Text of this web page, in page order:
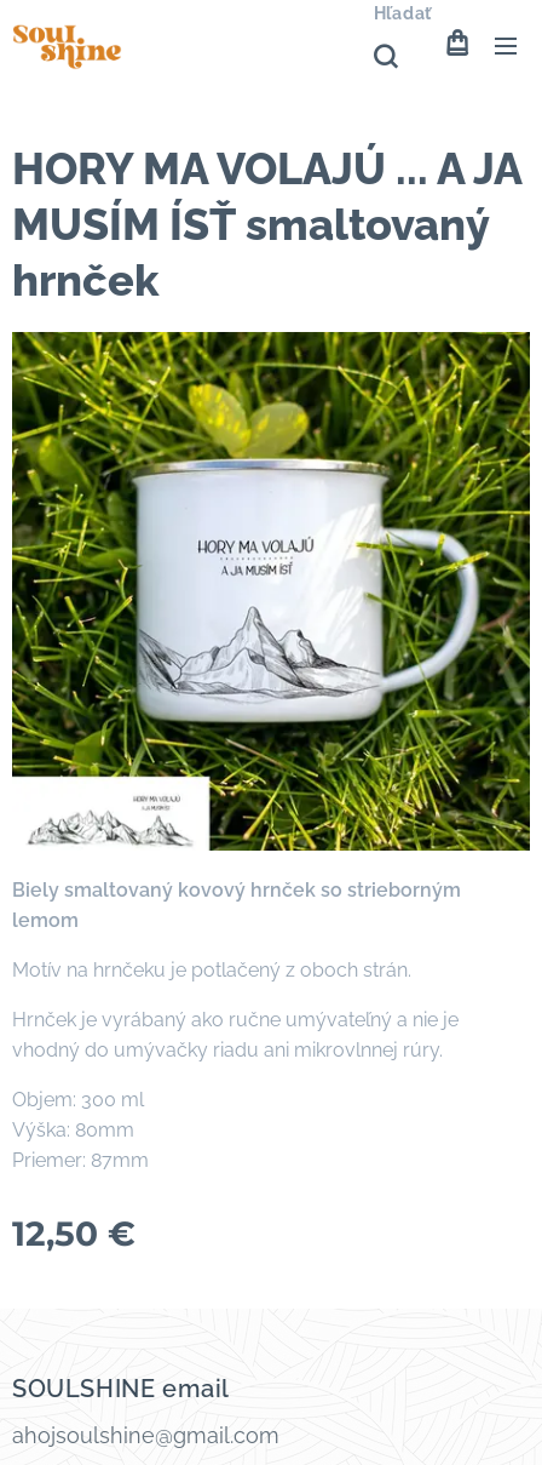
Hľadať
HORY MA VOLAJÚ ... A JA
MUSÍM ÍSŤ smaltovaný
hrnček
Biely smaltovaný kovový hrnček so strieborným
lemom
Motív na hrnčeku je potlačený z oboch strán.
Hrnček je vyrábaný ako ručne umývateľný a nie je
vhodný do umývačky riadu ani mikrovlnnej rúry.
Objem: 300 ml
Výška: 80mm
Priemer: 87mm
12,50 €
SOULSHINE email
ahojsoulshine@gmail.com